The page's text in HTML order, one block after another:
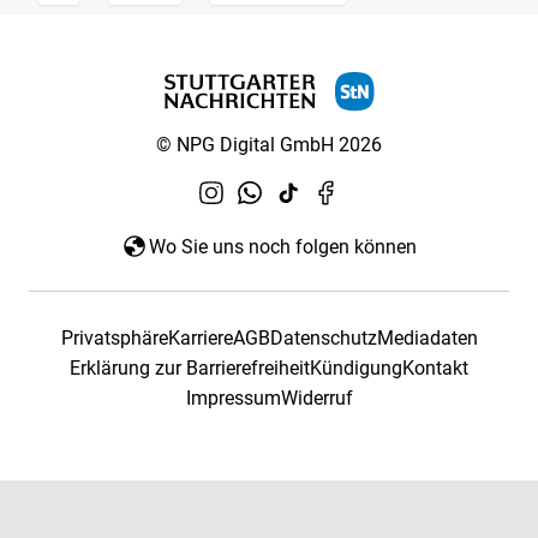
© NPG Digital GmbH 2026
Wo Sie uns noch folgen können
PrivatsphäreKarriereAGBDatenschutzMediadaten
Erklärung zur BarrierefreiheitKündigungKontakt
ImpressumWiderruf